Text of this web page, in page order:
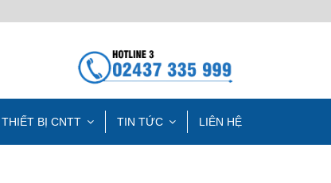
THIẾT BỊ CNTT TIN TỨC LIÊN HỆ